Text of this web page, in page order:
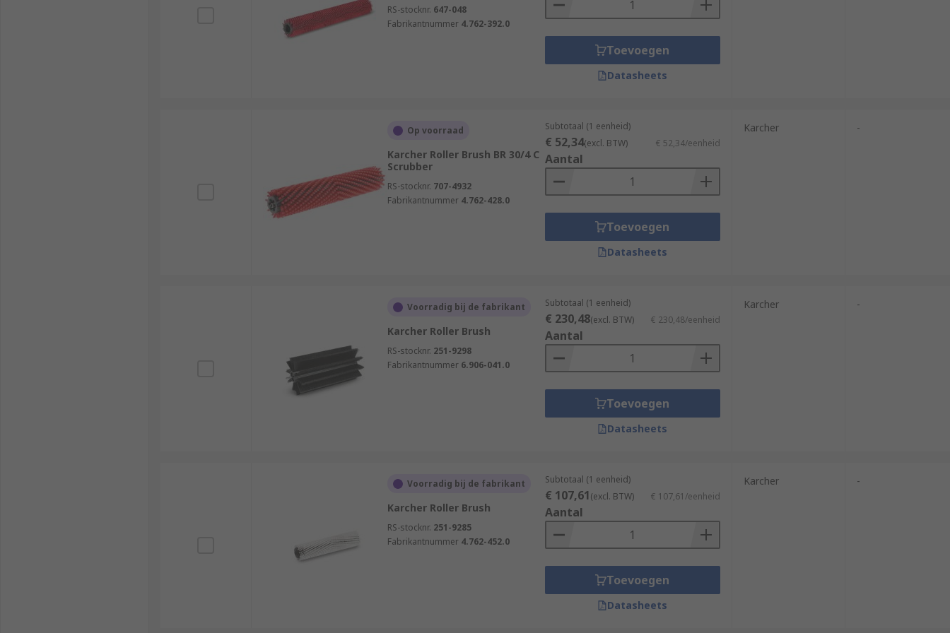
RS-stocknr. 647-048
Fabrikantnummer 4.762-392.0
Toevoegen
Datasheets
Op voorraad
Karcher Roller Brush BR 30/4 C
Scrubber
RS-stocknr. 707-4932
Fabrikantnummer 4.762-428.0
Subtotaal (1 eenheid)
€ 52,34(excl. BTW) € 52,34/eenheid
Aantal
Toevoegen
Datasheets
Karcher -
Voorradig bij de fabrikant
Karcher Roller Brush
RS-stocknr. 251-9298
Fabrikantnummer 6.906-041.0
Subtotaal (1 eenheid)
€ 230,48(excl. BTW) € 230,48/eenheid
Aantal
Toevoegen
Datasheets
Karcher -
Voorradig bij de fabrikant
Karcher Roller Brush
RS-stocknr. 251-9285
Fabrikantnummer 4.762-452.0
Subtotaal (1 eenheid)
€ 107,61(excl. BTW) € 107,61/eenheid
Aantal
Toevoegen
Datasheets
Karcher -